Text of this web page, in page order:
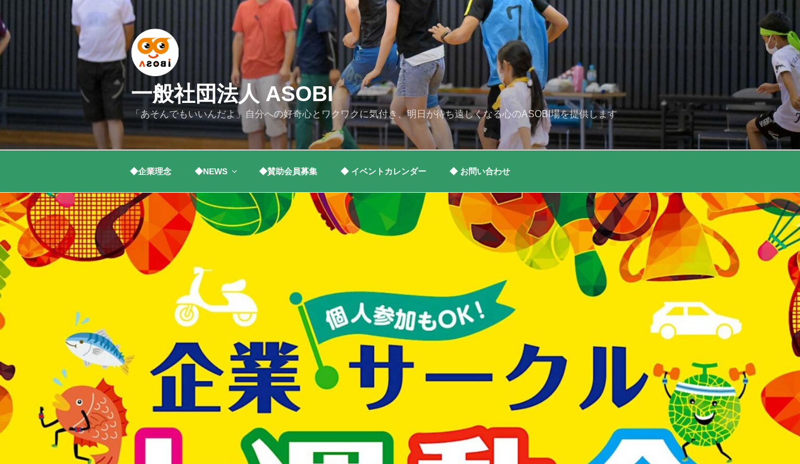
ン
テ
ン
ス
一般社団法人 ASOBI
「あそんでもいいんだよ」自分への好奇心とワクワクに気付き、明日が待ち遠しくなる心のASOBI場を提供します
◆企業理念 ◆NEWS ◆賛助会員募集 ◆ イベントカレンダー ◆ お問い合わせ